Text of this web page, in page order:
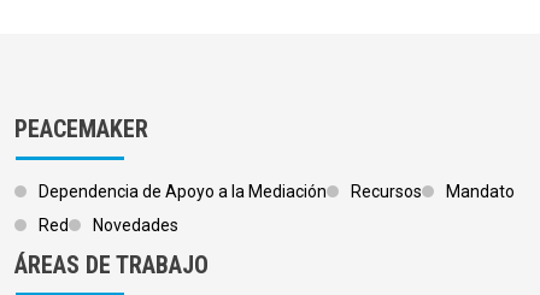
PEACEMAKER
Dependencia de Apoyo a la Mediación Recursos
Mandato
Red
Novedades
ÁREAS DE TRABAJO